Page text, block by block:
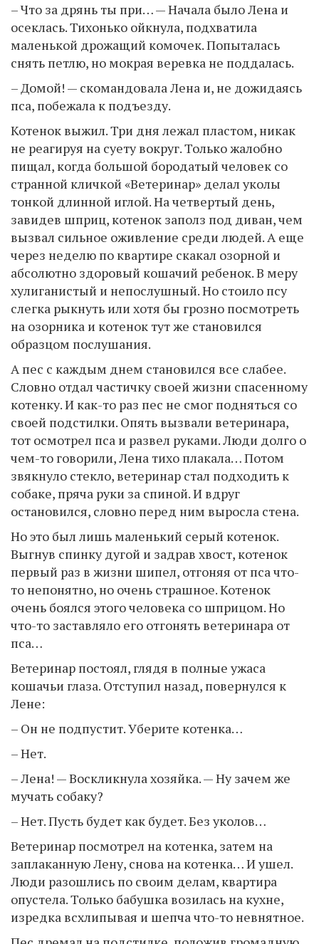
– Что за дрянь ты при… — Начала было Лена и
осеклась. Тихонько ойкнула, подхватила
маленькой дрожащий комочек. Попыталась
снять петлю, но мокрая веревка не поддалась.
– Домой! — скомандовала Лена и, не дожидаясь
пса, побежала к подъезду.
Котенок выжил. Три дня лежал пластом, никак
не реагируя на суету вокруг. Только жалобно
пищал, когда большой бородатый человек со
странной кличкой «Ветеринар» делал уколы
тонкой длинной иглой. На четвертый день,
завидев шприц, котенок заполз под диван, чем
вызвал сильное оживление среди людей. А еще
через неделю по квартире скакал озорной и
абсолютно здоровый кошачий ребенок. В меру
хулиганистый и непослушный. Но стоило псу
слегка рыкнуть или хотя бы грозно посмотреть
на озорника и котенок тут же становился
образцом послушания.
А пес с каждым днем становился все слабее.
Словно отдал частичку своей жизни спасенному
котенку. И как-то раз пес не смог подняться со
своей подстилки. Опять вызвали ветеринара,
тот осмотрел пса и развел руками. Люди долго о
чем-то говорили, Лена тихо плакала… Потом
звякнуло стекло, ветеринар стал подходить к
собаке, пряча руки за спиной. И вдруг
остановился, словно перед ним выросла стена.
Но это был лишь маленький серый котенок.
Выгнув спинку дугой и задрав хвост, котенок
первый раз в жизни шипел, отгоняя от пса что-
то непонятно, но очень страшное. Котенок
очень боялся этого человека со шприцом. Но
что-то заставляло его отгонять ветеринара от
пса…
Ветеринар постоял, глядя в полные ужаса
кошачьи глаза. Отступил назад, повернулся к
Лене:
– Он не подпустит. Уберите котенка…
– Нет.
– Лена! — Воскликнула хозяйка. — Ну зачем же
мучать собаку?
– Нет. Пусть будет как будет. Без уколов…
Ветеринар посмотрел на котенка, затем на
заплаканную Лену, снова на котенка… И ушел.
Люди разошлись по своим делам, квартира
опустела. Только бабушка возилась на кухне,
изредка всхлипывая и шепча что-то невнятное.